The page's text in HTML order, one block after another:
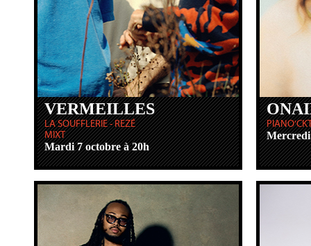
VERMEILLES
LA SOUFFLERIE - REZÉ
MIXT
Mardi 7 octobre à 20h
Mercredi